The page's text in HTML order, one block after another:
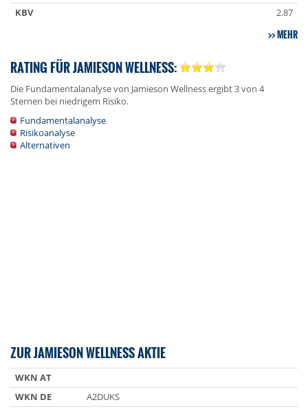
KBV
2.87
MEHR
RATING FÜR JAMIESON WELLNESS:
Die Fundamentalanalyse von Jamieson Wellness ergibt 3 von 4
Sternen bei niedrigem Risiko.
Fundamentalanalyse
Risikoanalyse
Alternativen
ZUR JAMIESON WELLNESS AKTIE
WKN AT
WKN DE
A2DUKS